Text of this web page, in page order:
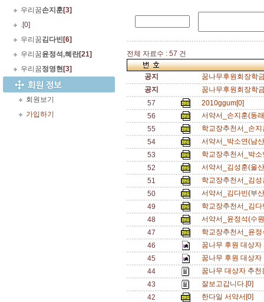
우리꿈손지훈[3]
.[0]
우리꿈김다빈 [6]
우리꿈윤정석,혜란[21]
우리꿈정영현 [3]
회원보기
가입하기
전체 자료수 : 57 건
공지
꿈나무후원회장학
공지
꿈나무후원회장학
57
2010ggum[0]
56
서약서_손지훈(동
55
학교장추천서_손
54
서약서_박소연(남
53
학교장추천서_박
52
서약서_김성훈(울
51
학교장추천서_김
50
서약서_김다빈(부
49
학교장추천서_김
48
서약서_윤정석(수
47
학교장추천서_윤
46
꿈나무 후원 대상
45
꿈나무 후원 대상
44
꿈나무 대상자 추
43
잘보고갑니다.[0]
42
한다일 서약서[0]